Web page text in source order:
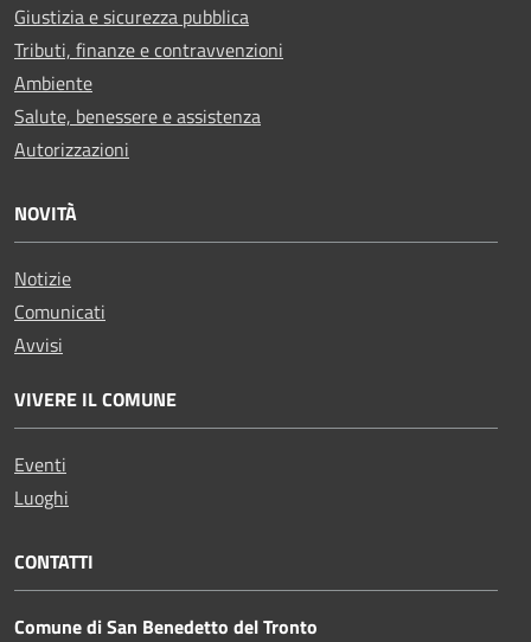
Giustizia e sicurezza pubblica
Tributi, finanze e contravvenzioni
Ambiente
Salute, benessere e assistenza
Autorizzazioni
NOVITÀ
Notizie
Comunicati
Avvisi
VIVERE IL COMUNE
Eventi
Luoghi
CONTATTI
Comune di San Benedetto del Tronto